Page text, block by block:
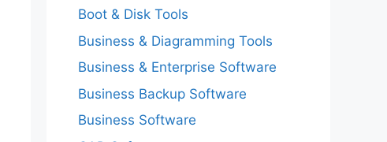
Boot & Disk Tools
Business & Diagramming Tools
Business & Enterprise Software
Business Backup Software
Business Software